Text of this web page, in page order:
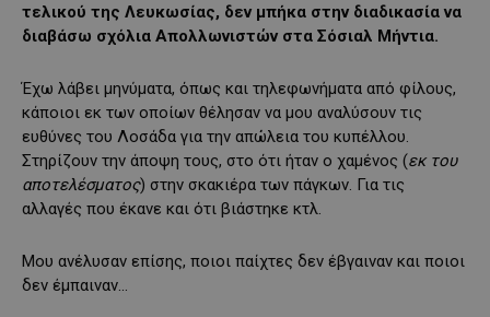
τελικού της Λευκωσίας, δεν μπήκα στην διαδικασία να
διαβάσω σχόλια Απολλωνιστών στα Σόσιαλ Μήντια.
Έχω λάβει μηνύματα, όπως και τηλεφωνήματα από φίλους,
κάποιοι εκ των οποίων θέλησαν να μου αναλύσουν τις
ευθύνες του Λοσάδα για την απώλεια του κυπέλλου.
Στηρίζουν την άποψη τους, στο ότι ήταν ο χαμένος (εκ του
αποτελέσματος) στην σκακιέρα των πάγκων. Για τις
αλλαγές που έκανε και ότι βιάστηκε κτλ.
Μου ανέλυσαν επίσης, ποιοι παίχτες δεν έβγαιναν και ποιοι
δεν έμπαιναν…